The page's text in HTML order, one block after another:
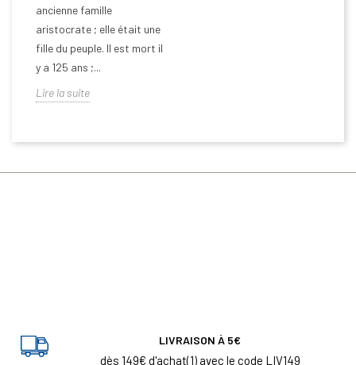
ancienne famille
aristocrate ; elle était une
fille du peuple. Il est mort il
y a 125 ans ;...
Lire la suite
LIVRAISON À 5€
dès 149€ d'achat(1) avec le code LIV149